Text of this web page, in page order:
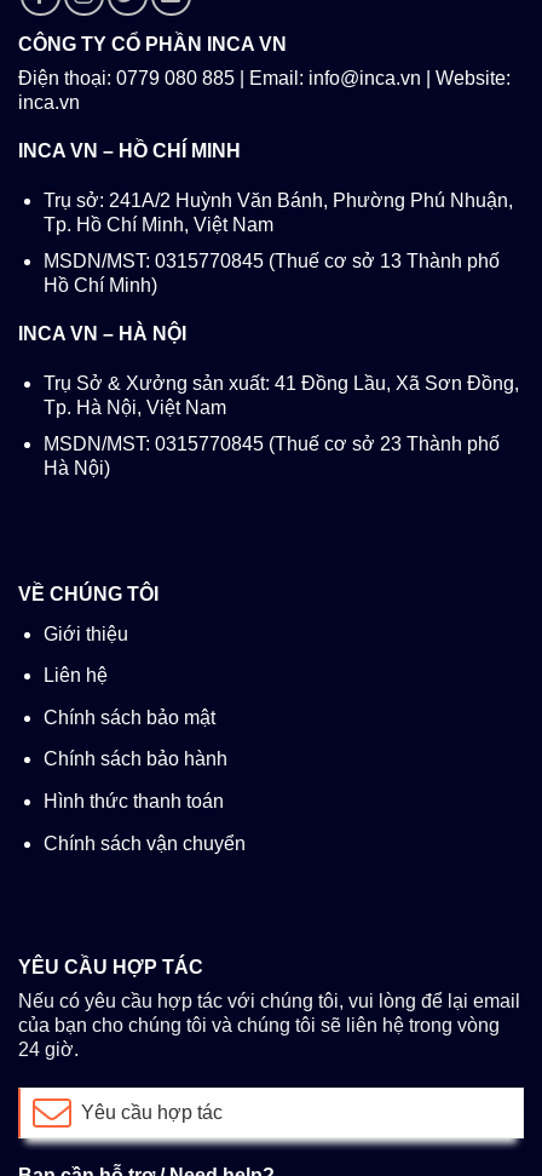
CÔNG TY CỔ PHẦN INCA VN
Điện thoại: 0779 080 885 | Email: info@inca.vn | Website:
inca.vn
INCA VN – HỒ CHÍ MINH
Trụ sở: 241A/2 Huỳnh Văn Bánh, Phường Phú Nhuận,
Tp. Hồ Chí Minh, Việt Nam
MSDN/MST: 0315770845 (Thuế cơ sở 13 Thành phố
Hồ Chí Minh)
INCA VN – HÀ NỘI
Trụ Sở & Xưởng sản xuất: 41 Đồng Lầu, Xã Sơn Đồng,
Tp. Hà Nội, Việt Nam
MSDN/MST: 0315770845 (Thuế cơ sở 23 Thành phố
Hà Nội)
VỀ CHÚNG TÔI
Giới thiệu
Liên hệ
Chính sách bảo mật
Chính sách bảo hành
Hình thức thanh toán
Chính sách vận chuyển
YÊU CẦU HỢP TÁC
Nếu có yêu cầu hợp tác với chúng tôi, vui lòng để lại email
của bạn cho chúng tôi và chúng tôi sẽ liên hệ trong vòng
24 giờ.
Yêu cầu hợp tác